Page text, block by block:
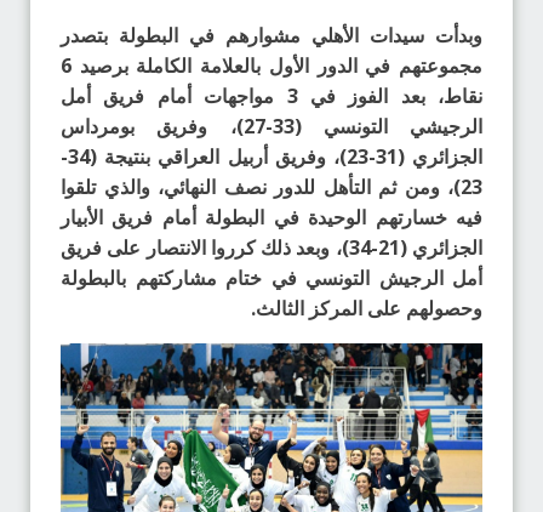
وبدأت سيدات الأهلي مشوارهم في البطولة بتصدر
مجموعتهم في الدور الأول بالعلامة الكاملة برصيد 6
نقاط، بعد الفوز في 3 مواجهات أمام فريق أمل
الرجيشي التونسي (33-27)، وفريق بومرداس
الجزائري (31-23)، وفريق أربيل العراقي بنتيجة (34-
23)، ومن ثم التأهل للدور نصف النهائي، والذي تلقوا
فيه خسارتهم الوحيدة في البطولة أمام فريق الأبيار
الجزائري (21-34)، وبعد ذلك كرروا الانتصار على فريق
أمل الرجيش التونسي في ختام مشاركتهم بالبطولة
وحصولهم على المركز الثالث.